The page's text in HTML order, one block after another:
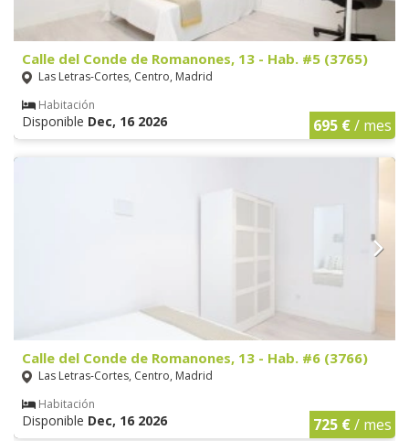
Calle del Conde de Romanones, 13 - Hab. #5 (3765)
Las Letras-Cortes, Centro, Madrid
Habitación
Disponible Dec, 16 2026 695 €/ mes
Calle del Conde de Romanones, 13 - Hab. #6 (3766)
Las Letras-Cortes, Centro, Madrid
Habitación
Disponible Dec, 16 2026 725 €/ mes